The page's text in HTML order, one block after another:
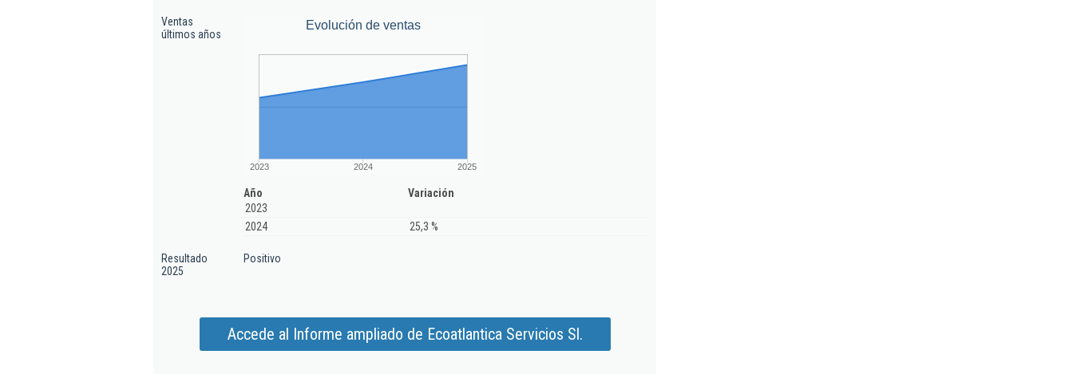
Ventas
últimos años
Evolución de ventas
2023 2024 2025
Año
Variación
2023
2024
25,3 %
Resultado
2025
Positivo
Accede al Informe ampliado de Ecoatlantica Servicios Sl.